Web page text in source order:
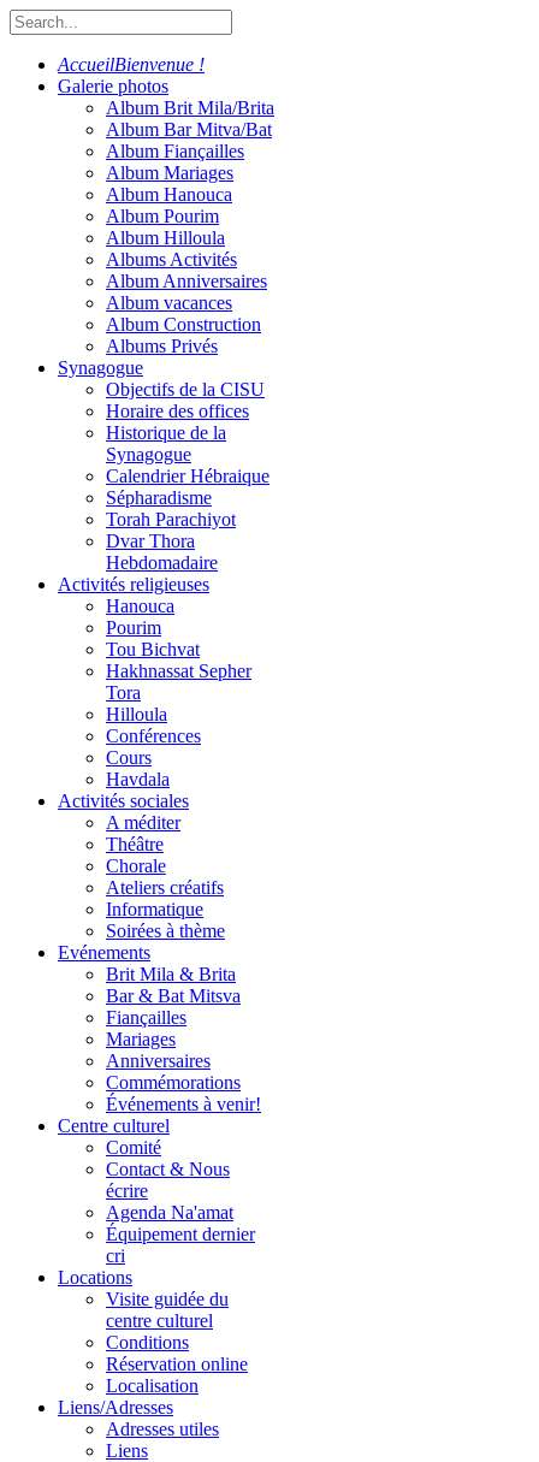
AccueilBienvenue !
Galerie photos
Album Brit Mila/Brita
Album Bar Mitva/Bat
Album Fiançailles
Album Mariages
Album Hanouca
Album Pourim
Album Hilloula
Albums Activités
Album Anniversaires
Album vacances
Album Construction
Albums Privés
Synagogue
Objectifs de la CISU
Horaire des offices
Historique de la
Synagogue
Calendrier Hébraique
Sépharadisme
Torah Parachiyot
Dvar Thora
Hebdomadaire
Activités religieuses
Hanouca
Pourim
Tou Bichvat
Hakhnassat Sepher
Tora
Hilloula
Conférences
Cours
Havdala
Activités sociales
A méditer
Théâtre
Chorale
Ateliers créatifs
Informatique
Soirées à thème
Evénements
Brit Mila & Brita
Bar & Bat Mitsva
Fiançailles
Mariages
Anniversaires
Commémorations
Événements à venir!
Centre culturel
Comité
Contact & Nous
écrire
Agenda Na'amat
Équipement dernier
cri
Locations
Visite guidée du
centre culturel
Conditions
Réservation online
Localisation
Liens/Adresses
Adresses utiles
Liens